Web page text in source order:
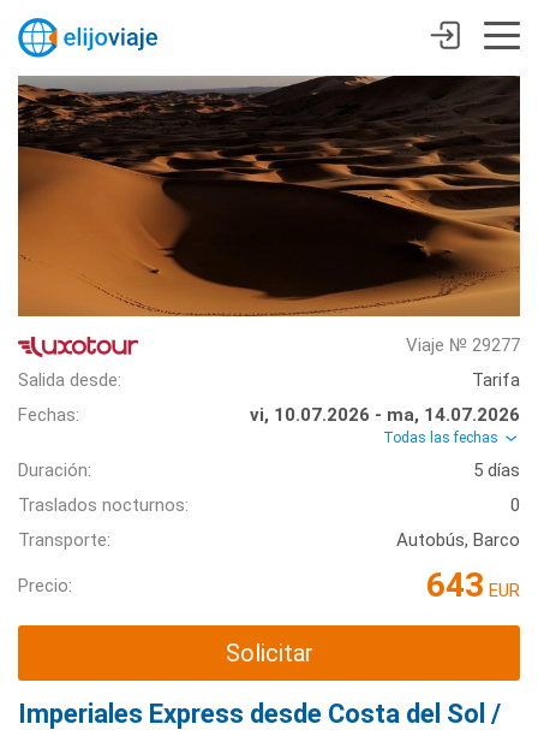
Viaje № 29277
Salida desde:
Tarifa
Fechas:
vi, 10.07.2026 - ma, 14.07.2026
Todas las fechas
Duración:
5 días
Traslados nocturnos:
0
Transporte:
Autobús, Barco
Precio: 643 EUR
Solicitar
Imperiales Express desde Costa del Sol /